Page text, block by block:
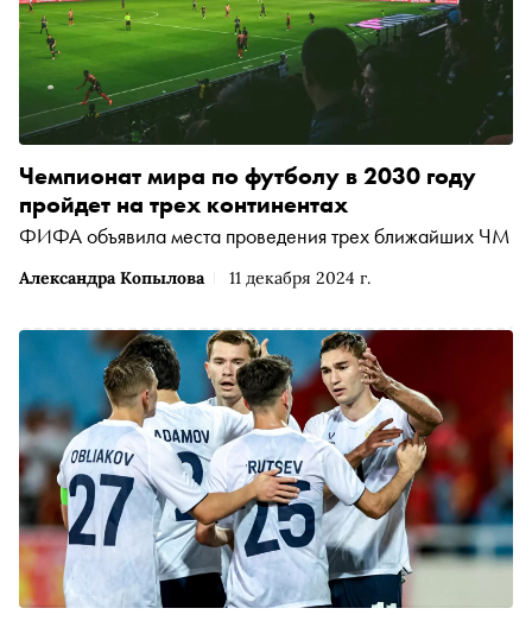
Александра Копылова 11 декабря 2024 г.
Чемпионат мира по футболу в 2030 году
пройдет на трех континентах
ФИФА объявила места проведения трех ближайших ЧМ